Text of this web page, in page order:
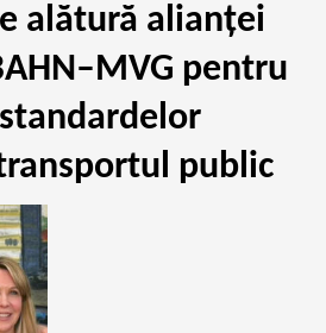
alătură alianței
pentru
public